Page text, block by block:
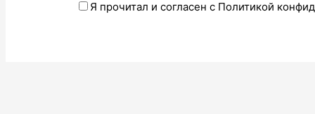
Я прочитал и согласен с Политикой